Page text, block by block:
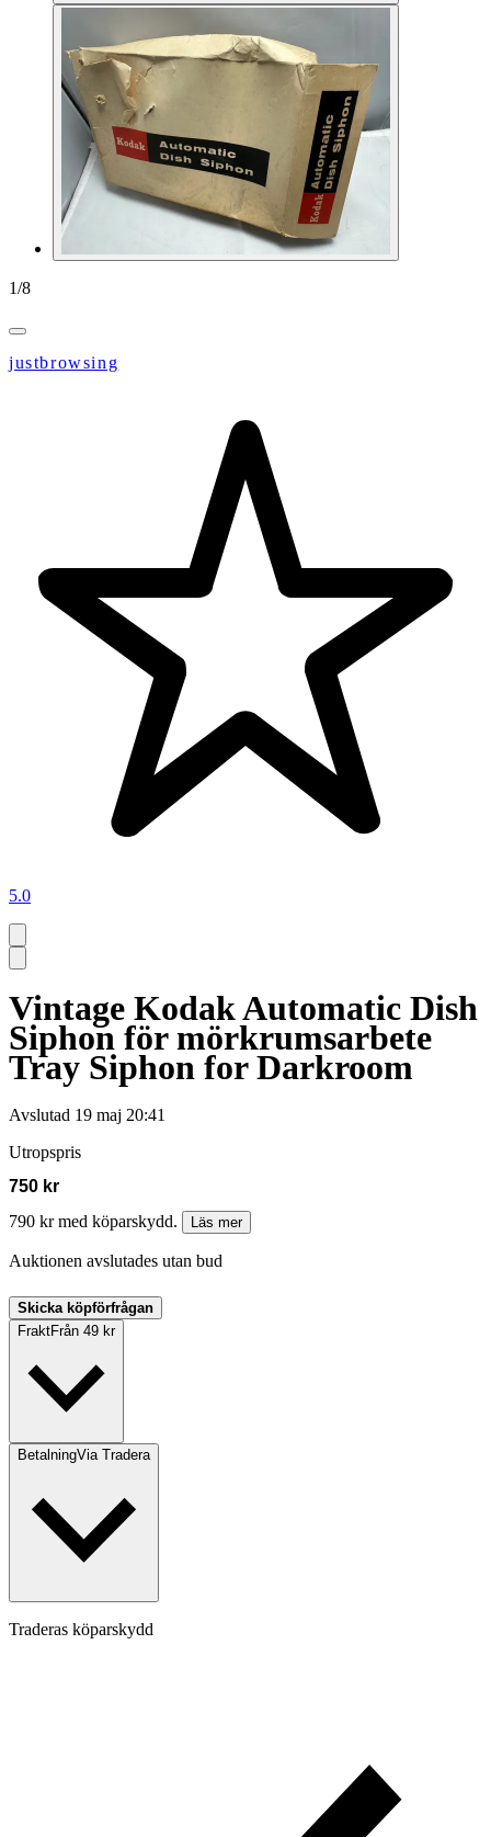
1/8
justbrowsing
5.0
Vintage Kodak Automatic Dish
Siphon för mörkrumsarbete
Tray Siphon for Darkroom
Avslutad 19 maj 20:41
Utropspris
750 kr
790 kr med köparskydd.
Läs mer
Auktionen avslutades utan bud
Skicka köpförfrågan
FraktFrån 49 kr
BetalningVia Tradera
Traderas köparskydd